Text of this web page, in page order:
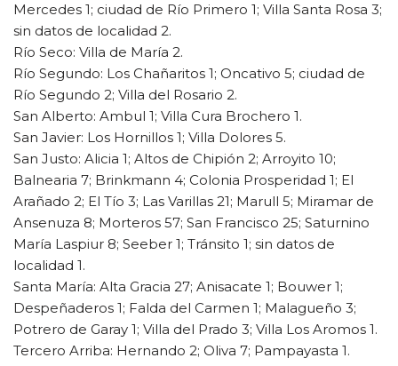
Mercedes 1; ciudad de Río Primero 1; Villa Santa Rosa 3;
sin datos de localidad 2.
Río Seco: Villa de María 2.
Río Segundo: Los Chañaritos 1; Oncativo 5; ciudad de
Río Segundo 2; Villa del Rosario 2.
San Alberto: Ambul 1; Villa Cura Brochero 1.
San Javier: Los Hornillos 1; Villa Dolores 5.
San Justo: Alicia 1; Altos de Chipión 2; Arroyito 10;
Balnearia 7; Brinkmann 4; Colonia Prosperidad 1; El
Arañado 2; El Tío 3; Las Varillas 21; Marull 5; Miramar de
Ansenuza 8; Morteros 57; San Francisco 25; Saturnino
María Laspiur 8; Seeber 1; Tránsito 1; sin datos de
localidad 1.
Santa María: Alta Gracia 27; Anisacate 1; Bouwer 1;
Despeñaderos 1; Falda del Carmen 1; Malagueño 3;
Potrero de Garay 1; Villa del Prado 3; Villa Los Aromos 1.
Tercero Arriba: Hernando 2; Oliva 7; Pampayasta 1.